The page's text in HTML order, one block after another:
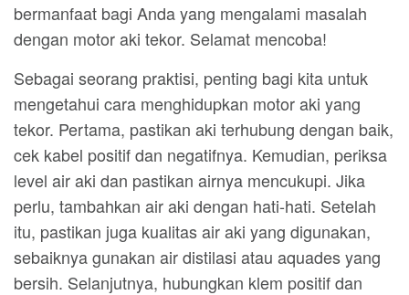
bermanfaat bagi Anda yang mengalami masalah
dengan motor aki tekor. Selamat mencoba!
Sebagai seorang praktisi, penting bagi kita untuk
mengetahui cara menghidupkan motor aki yang
tekor. Pertama, pastikan aki terhubung dengan baik,
cek kabel positif dan negatifnya. Kemudian, periksa
level air aki dan pastikan airnya mencukupi. Jika
perlu, tambahkan air aki dengan hati-hati. Setelah
itu, pastikan juga kualitas air aki yang digunakan,
sebaiknya gunakan air distilasi atau aquades yang
bersih. Selanjutnya, hubungkan klem positif dan